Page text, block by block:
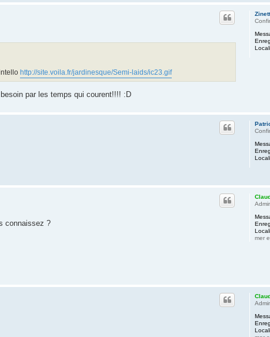
http://site.voila.fr/jardinesque/Semi-laids/ic23.gif
par les temps qui courent!!!! :D
mer
connaissez ?